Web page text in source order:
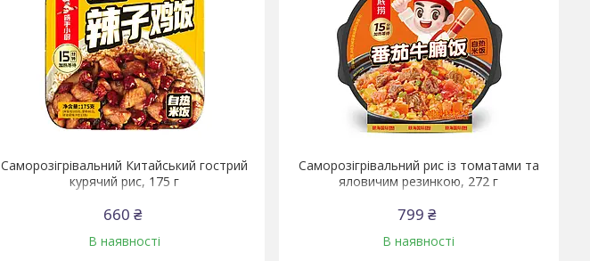
Саморозігрівальний Китайський гострий
курячий рис, 175 г
660 ₴
В наявності
Саморозігрівальний рис із томатами та
яловичим резинкою, 272 г
799 ₴
В наявності